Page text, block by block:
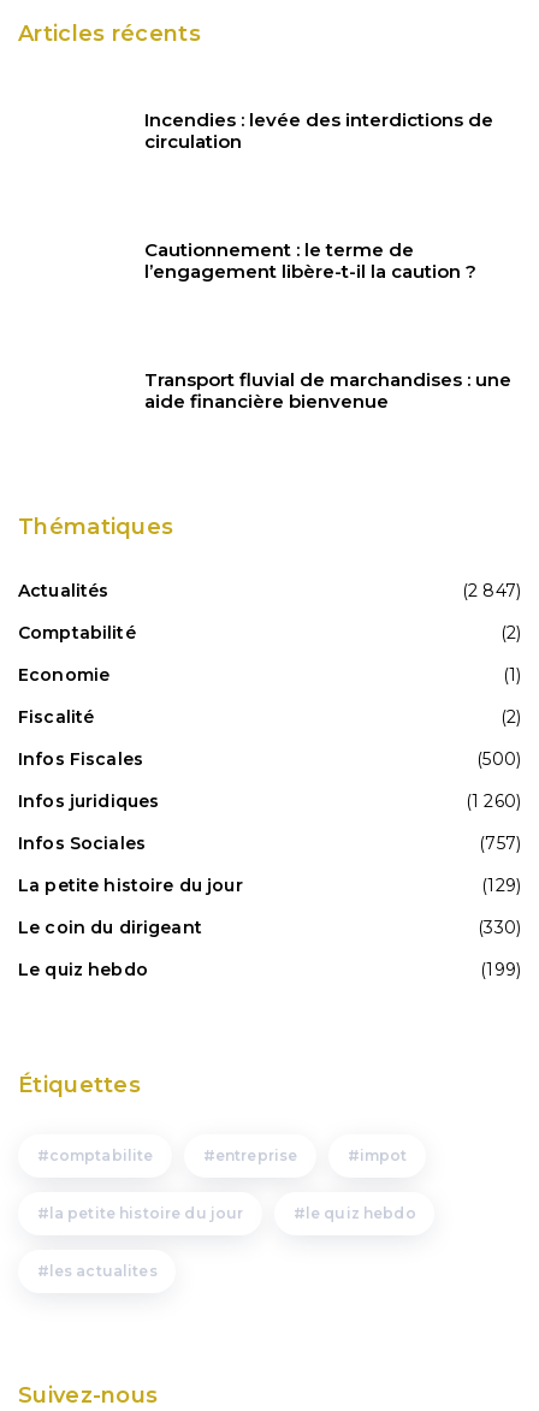
Articles récents
Incendies : levée des interdictions de
circulation
Cautionnement : le terme de
l’engagement libère-t-il la caution ?
Transport fluvial de marchandises : une
aide financière bienvenue
Thématiques
Actualités
(2 847)
Comptabilité
(2)
Economie
(1)
Fiscalité
(2)
Infos Fiscales
(500)
Infos juridiques
(1 260)
Infos Sociales
(757)
La petite histoire du jour
(129)
Le coin du dirigeant
(330)
Le quiz hebdo
(199)
Étiquettes
comptabilite entreprise impot
la petite histoire du jour le quiz hebdo
les actualites
Suivez-nous